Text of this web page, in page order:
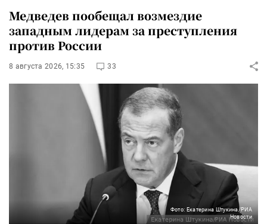
Медведев пообещал возмездие
западным лидерам за преступления
против России
8 августа 2026, 15:35 33
Фото: Екатерина Штукина/РИА
Новости